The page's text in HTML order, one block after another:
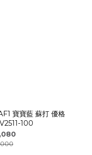
藍 蘇打 優格
淺藍 HV2511-100